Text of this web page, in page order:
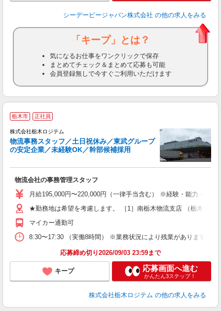
シーデーピージャパン株式会社 の他の求人をみる
「キープ」とは？
気になるお仕事をワンクリックで保存
まとめてチェック＆まとめて応募も可能
会員登録無しで今すぐご利用いただけます
栃木市 正社員
株式会社栃木ロジテム
物流事務スタッフ／土日祝休み／東武グループ
の安定企業／未経験OK／幹部候補採用
物流会社の事務管理スタッフ
月給195,000円〜220,000円（一律手当含む） ※経験・能力・保
★勤務地は希望を考慮します。 ［1］南栃木物流支店 （栃木県栃
マイカー通勤可
8:30〜17:30 （実働8時間） ※業務状況により残業があります。
応募締め切り2026/09/03 23:59まで
キープ 応募画面へ進む
かんたん3ステップ！
株式会社栃木ロジテム の他の求人をみる